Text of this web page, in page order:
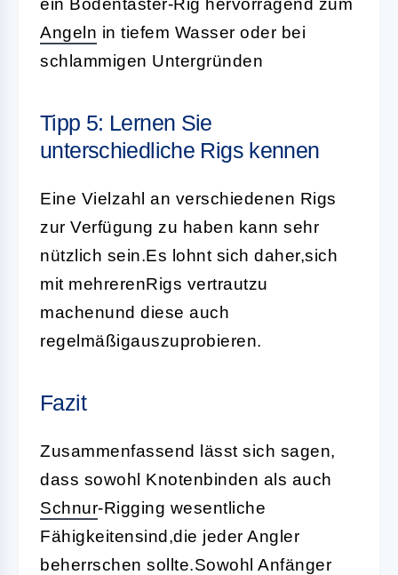
ein Bodentaster-Rig hervorragend zum
Angeln in tiefem Wasser oder bei
schlammigen Untergründen
Tipp 5: Lernen Sie
unterschiedliche Rigs kennen
Eine Vielzahl an verschiedenen Rigs
zur Verfügung zu haben kann sehr
nützlich sein.Es lohnt sich daher,sich
mit mehrerenRigs vertrautzu
machenund diese auch
regelmäßigauszuprobieren.
Fazit
Zusammenfassend lässt sich sagen,
dass sowohl Knotenbinden als auch
Schnur-Rigging wesentliche
Fähigkeitensind,die jeder Angler
beherrschen sollte.Sowohl Anfänger